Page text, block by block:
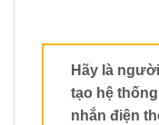
Hãy là
tạo hệ
nhắn điện